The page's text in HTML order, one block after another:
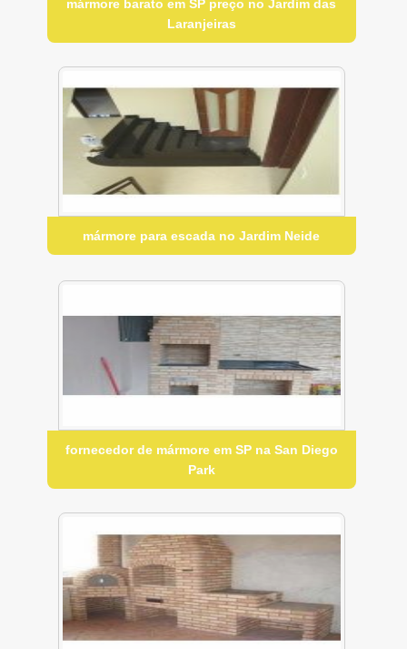
mármore barato em SP preço no Jardim das
Laranjeiras
mármore para escada no Jardim Neide
fornecedor de mármore em SP na San Diego
Park